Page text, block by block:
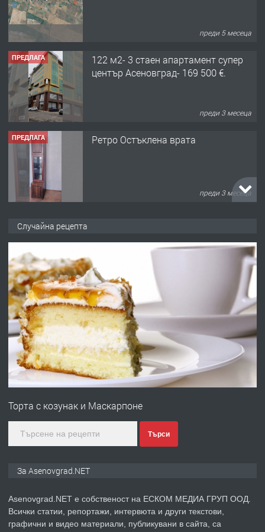
преди 5 месеца
ПРЕДЛАГА
122 м2- 3 стаен апартамент супер
център Асеновград- 169 500 €.
преди 3 месеца
ПРЕДЛАГА Ретро Остъклена врата
преди 3 месеца
преди 10 месеца
ПРЕДЛАГА
Професионална броячна машина -
със сертификат от ЕЦБ
преди 1 година
ПРЕДЛАГА
Професионална зеленчукорезачка
преди 2 години
Случайна рецепта
Торта с козунак и Маскарпоне
Търси
За Asenovgrad.NET
Asenovgrad.NET е собственост на ЕСКОМ МЕДИА ГРУП ООД.
Всички статии, репортажи, интервюта и други текстови,
графични и видео материали, публикувани в сайта, са